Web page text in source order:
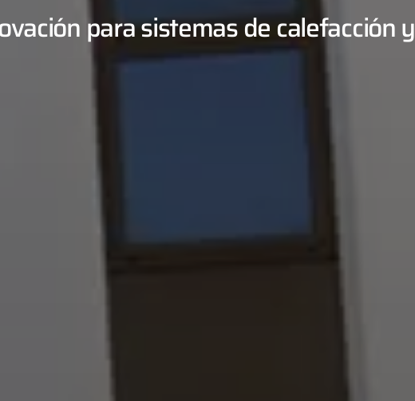
para sistemas de calefacción y